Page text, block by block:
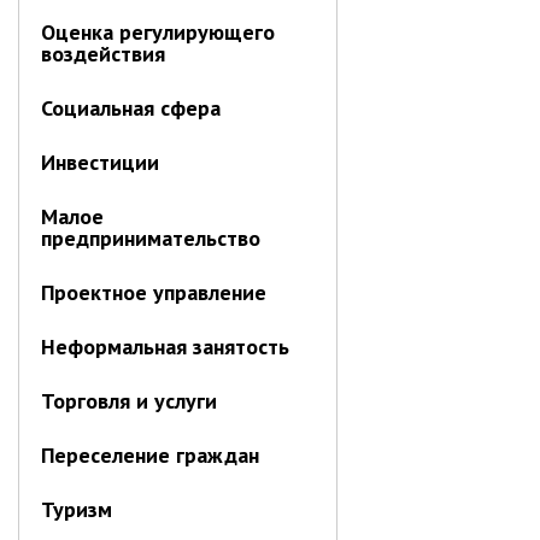
октябрь 2025 г.
август 2025 г.
июнь 2025 г.
апрель 2025 г.
январь 2025 г.
СТРУКТУРА
Оценка регулирующего
воздействия
Социальная сфера
Инвестиции
Малое
предпринимательство
Проектное управление
Неформальная занятость
Торговля и услуги
Переселение граждан
Туризм